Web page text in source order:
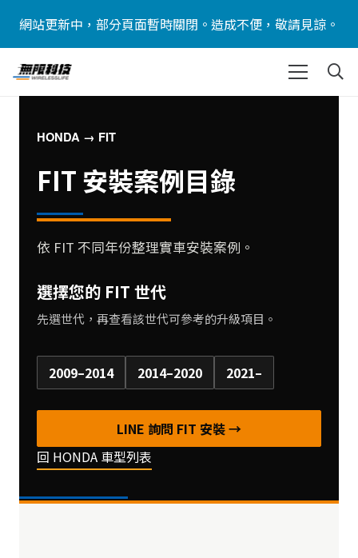
網站更新中，部分頁面暫時關閉。造成不便，敬請見諒。
HONDA → FIT
FIT 安裝案例目錄
依 FIT 不同年份整理實車安裝案例。
選擇您的 FIT 世代
先選世代，再查看該世代可參考的升級項目。
2009–2014 2014–2020 2021–
LINE 詢問 FIT 安裝 →
回 HONDA 車型列表